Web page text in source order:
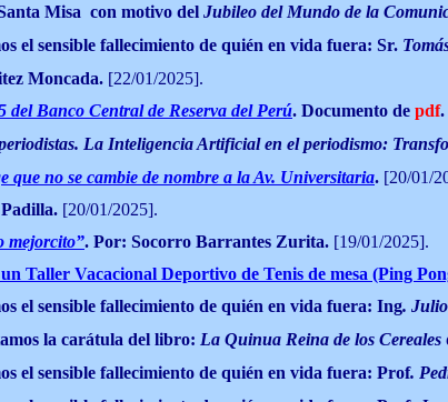
Misa con motivo del Jubileo del Mundo de la
el sensible fallecimiento de quién en vida fuera: Sr.
Moncada. [22/01/2025].
del Banco Central de Reserva del Perú. Documento de pdf.
La Inteligencia Artificial en el periodismo:
no se cambie de nombre a la Av. Universitaria. [20/01/
[20/01/2025].
mejorcito”. Por: Socorro Barrantes Zurita. [19/01/2025].
Taller Vacacional Deportivo de Tenis de mesa (Ping
el sensible fallecimiento de quién en vida fuera: Ing.
la carátula del libro: La Quinua Reina de los Cereales
el sensible fallecimiento de quién en vida fuera: Prof.